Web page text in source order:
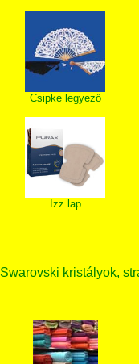
Csipke legyező
Izz lap
Swarovski kristályok,